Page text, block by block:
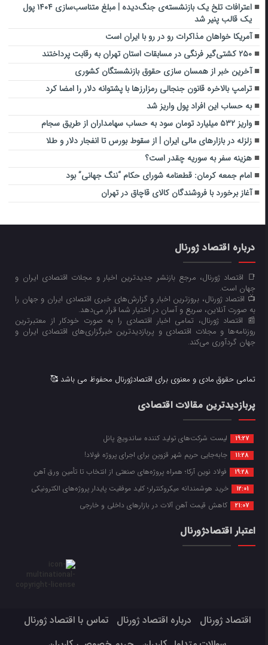
اعترافات تلخ یک بازنشسته‌ی جنگ‌دیده | مبلغ متناسب‌سازی ۱۴۰۴ پول
یک قالب پنیر شد
آمریکا خواهان مذاکرات رو در رو با ایران است
۲۵۰ کشتی‌گیر فرنگی در مسابقات استان تهران به رقابت پرداختند
آخرین خبر از همسان سازی حقوق بازنشستگان کشوری
ترامپ بالاخره قانون جنجالی رمزارزها با پشتوانه دلار را امضا کرد
به حساب این افراد پول واریز شد
واریز ۵۳۲ میلیارد تومان سود به حساب سهامداران از طریق سجام
زلزله در بازارهای مالی ایران | از سقوط بورس تا انفجار دلار و طلا
هزینه سفر به سوریه چقدر است؟
امام جمعه کرمان: قطعنامه شورای حکام “ننگ جهانی” بود
آغاز برخورد با فروشندگان کالای قاچاق در تهران
درباره اقتصاد ژورنال
📑 اقتصاد ژورنال، مرجع بازنشر جدیدترین اخبار و مجلات اقتصادی ایران و
جهان است.
📺 اقتصاد ژورنال، بروزترین اخبار و گزارش‌های خبری اقتصادی ایران و جهان را
به صورت آنلاین، سریع و آسان در اختیار شما قرار می‌‌دهد.
📰 اقتصاد ژورنال، تمامی اخبار اقتصادی را به صورت خودکار از معتبرترین
روزنامه‌ها و مجلات اقتصادی و پربازدیدترین خبرگزاری‌های اقتصادی ایران و
جهان گردآوری می‌کند.
تمامی حقوق مادی و معنوی برای اقتصادژورنال محفوظ می باشد 🥰
پربازدیدترین مقالات اقتصادی
19:27 لیست شرکت‌های تولید کننده ساندویچ پانل
11:28 جابه‌جایی حریم شهر قزوین برای اجرای پروژه فولاد!
19:28 فولاد نوین آرکا؛ همراه پروژه‌های صنعتی از انتخاب تا تأمین ورق آهن
12:01 خرید هوشمندانه میکروکنترلر؛ کلید موفقیت پایدار پروژه‌های الکترونیکی
21:07 کاهش قیمت آهن آلات در بازارهای داخلی و خارجی
اعتبار اقتصادژورنال
اقتصاد ژورنال درباره اقتصاد ژورنال
تماس با اقتصاد ژورنال